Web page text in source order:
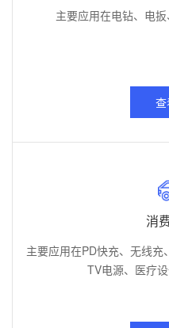
主要应用在电钻、电扳
消
主要应用在PD快充、无线充
TV电源、医疗